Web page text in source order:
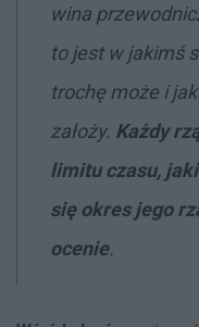
wina
to jest w jakimś
trochę może i
założy. Każdy
limitu czasu,
się okres jego
ocenie.